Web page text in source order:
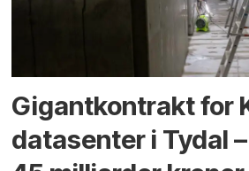
Gigantkontrakt for
datasenter i Tydal